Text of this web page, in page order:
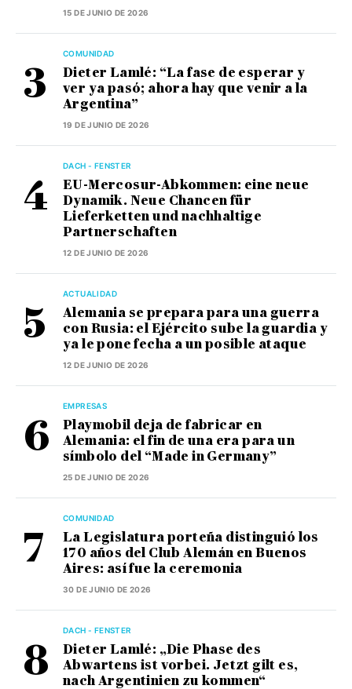
15 DE JUNIO DE 2026
COMUNIDAD
Dieter Lamlé: “La fase de esperar y
ver ya pasó; ahora hay que venir a la
Argentina”
19 DE JUNIO DE 2026
DACH - FENSTER
EU-Mercosur-Abkommen: eine neue
Dynamik. Neue Chancen für
Lieferketten und nachhaltige
Partnerschaften
12 DE JUNIO DE 2026
ACTUALIDAD
Alemania se prepara para una guerra
con Rusia: el Ejército sube la guardia y
ya le pone fecha a un posible ataque
12 DE JUNIO DE 2026
EMPRESAS
Playmobil deja de fabricar en
Alemania: el fin de una era para un
símbolo del “Made in Germany”
25 DE JUNIO DE 2026
COMUNIDAD
La Legislatura porteña distinguió los
170 años del Club Alemán en Buenos
Aires: así fue la ceremonia
30 DE JUNIO DE 2026
DACH - FENSTER
Dieter Lamlé: „Die Phase des
Abwartens ist vorbei. Jetzt gilt es,
nach Argentinien zu kommen“